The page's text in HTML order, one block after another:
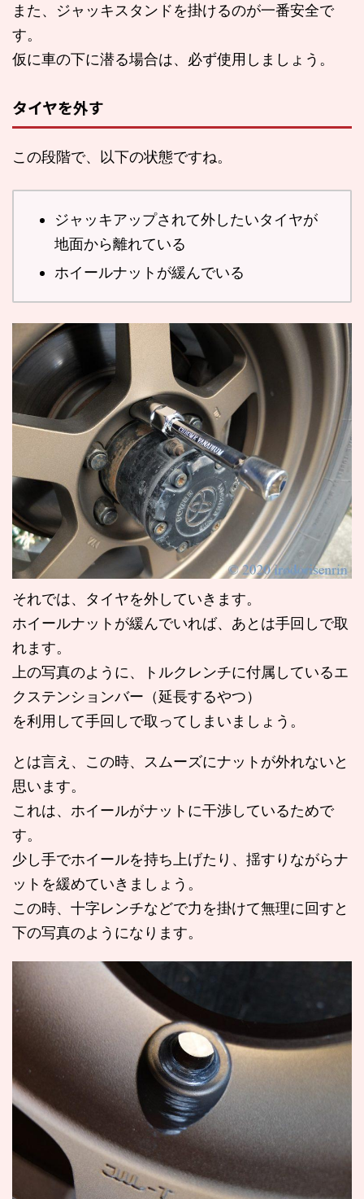
また、ジャッキスタンドを掛けるのが一番安全で
す。
仮に車の下に潜る場合は、必ず使用しましょう。
タイヤを外す
この段階で、以下の状態ですね。
ジャッキアップされて外したいタイヤが
地面から離れている
ホイールナットが緩んでいる
それでは、タイヤを外していきます。
ホイールナットが緩んでいれば、あとは手回しで取
れます。
上の写真のように、トルクレンチに付属しているエ
クステンションバー（延長するやつ）
を利用して手回しで取ってしまいましょう。
とは言え、この時、スムーズにナットが外れないと
思います。
これは、ホイールがナットに干渉しているためで
す。
少し手でホイールを持ち上げたり、揺すりながらナ
ットを緩めていきましょう。
この時、十字レンチなどで力を掛けて無理に回すと
下の写真のようになります。